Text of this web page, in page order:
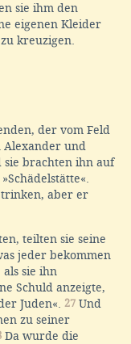
sie ihm den
eigenen Kleider
kreuzigen.
der vom Feld
Alexander und
sie brachten ihn auf
aber er
teilten sie seine
jeder bekommen
sie ihn
Schuld anzeigte,
Juden«. 27 Und
zu seiner
Da wurde die